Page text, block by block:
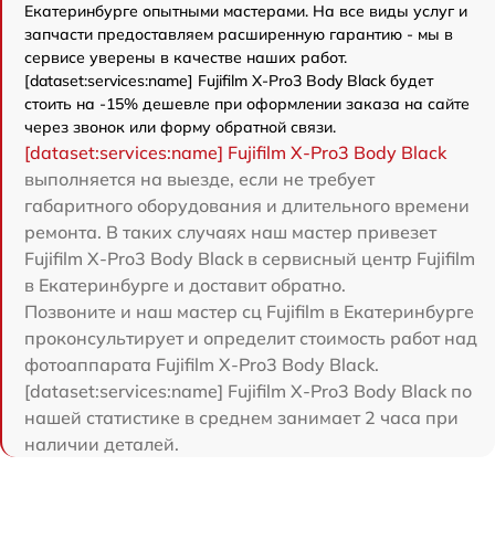
Екатеринбурге опытными мастерами. На все виды услуг и
запчасти предоставляем расширенную гарантию - мы в
сервисе уверены в качестве наших работ.
[dataset:services:name] Fujifilm X-Pro3 Body Black будет
стоить на -15% дешевле при оформлении заказа на сайте
через звонок или форму обратной связи.
[dataset:services:name] Fujifilm X-Pro3 Body Black
выполняется на выезде, если не требует
габаритного оборудования и длительного времени
ремонта. В таких случаях наш мастер привезет
Fujifilm X-Pro3 Body Black в сервисный центр Fujifilm
в Екатеринбурге и доставит обратно.
Позвоните и наш мастер сц Fujifilm в Екатеринбурге
проконсультирует и определит стоимость работ над
фотоаппарата Fujifilm X-Pro3 Body Black.
[dataset:services:name] Fujifilm X-Pro3 Body Black по
нашей статистике в среднем занимает 2 часа при
наличии деталей.